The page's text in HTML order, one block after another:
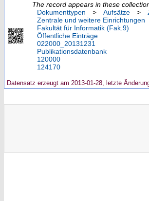
The record appears in these
Dokumenttypen
> Aufsätze >
Zentrale und weitere Einrichtungen
Fakultät für Informatik (Fak.9)
Öffentliche Einträge
022000_20131231
Publikationsdatenbank
120000
124170
Datensatz erzeugt am 2013-01-28, letzte